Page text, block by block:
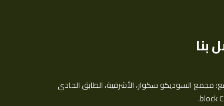
بنا
مجمع السوديكو سكوار، الأشرفية، الطابق الحادي